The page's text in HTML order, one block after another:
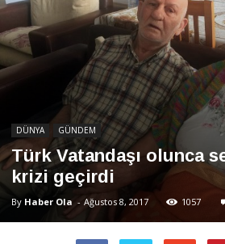
DÜNYA GÜNDEM
Türk Vatandaşı olunca
krizi geçirdi
By Haber Ola - Ağustos 8, 2017 1057